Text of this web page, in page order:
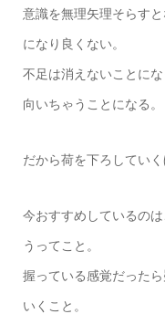
意識を無理矢理そらす
になり良くない。
不足は消えないことに
向いちゃうことになる。
だから荷を下ろしていく
今おすすめしているの
うってこと。
握っている感覚だった
いくこと。